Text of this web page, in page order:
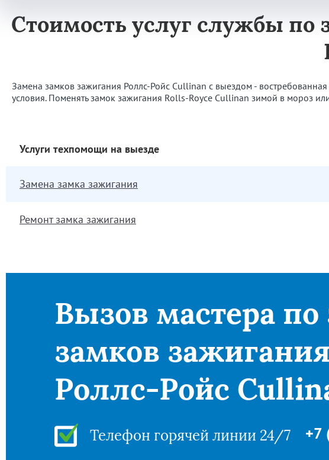
Стоимость услуг службы по
Замена замков зажигания Роллс-Ройс Cullinan с выездом - востребованная
условия. Поменять замок зажигания Rolls-Royce Cullinan зимой в мороз
Услуги техпомощи на выезде
Замена замка зажигания
Ремонт замка зажигания
Вызов мастера по
замков зажигания
Роллс-Ройс
Телефон горячей линии 24/7 +7